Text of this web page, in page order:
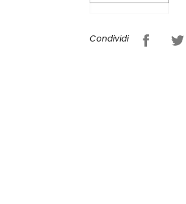
Condividi